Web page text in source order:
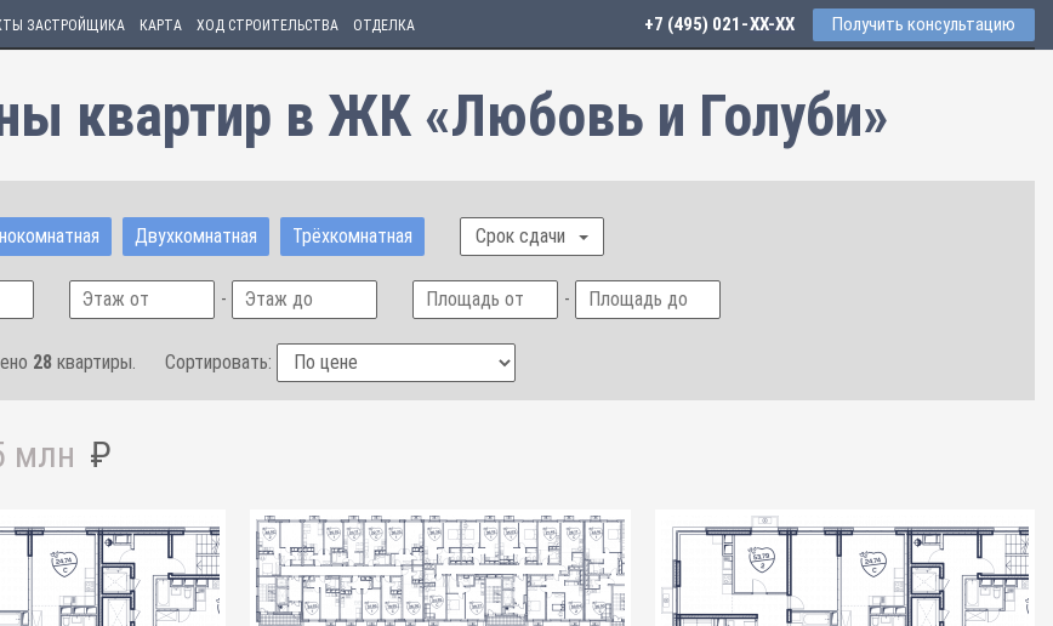
ЗАСТРОЙЩИКА КАРТА ХОД СТРОИТЕЛЬСТВА ОТДЕЛКА +7 (495) 021-41-76 Получить консультацию
квартир в ЖК «Любовь и Голуби»
Двухкомнатная Трёхкомнатная Срок сдачи
- -
28 квартиры. Сортировать:
млн ₽